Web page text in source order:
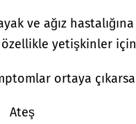
ve ağız
özellikle yetişkinler
ortaya
Ateş